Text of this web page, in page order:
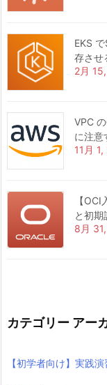
EKS
存させ
2月
VPC
に注意
11月
【
と初期
8月
カテゴリー アー
【初学者向け】実践演